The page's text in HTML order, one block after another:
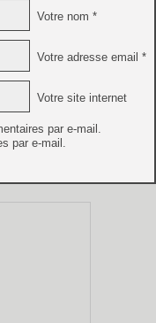
Votre nom *
Votre adresse email *
Votre site internet
par e-mail.
par e-mail.